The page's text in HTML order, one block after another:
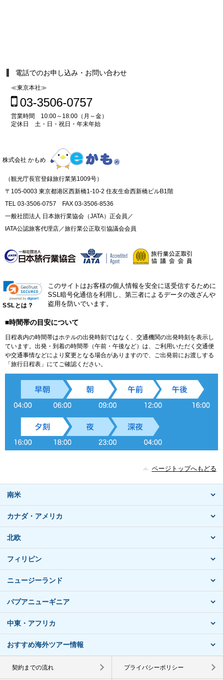
電話でのお申し込み・お問い合わせ
≪東京本社≫
03-3506-0757
営業時間 10:00～18:00（月～金）
定休日 土・日・祝日・年末年始
株式会社 かもめ
（観光庁長官登録旅行業第1009号）
〒105-0003 東京都港区西新橋1-10-2 住友生命西新橋ビルB1階
TEL 03-3506-0757 FAX 03-3506-8536
一般社団法人 日本旅行業協会（JATA）正会員／
IATA公認旅客代理店／旅行業公正取引協議会会員
SSLとは？
このサイトはお客様の個人情報を安全に送受信するために
SSL暗号化通信を利用し、第三者によるデータの改ざんや
盗用を防いでいます。
■時間帯の目安について
日程表内の時間帯はホテルの出発時刻ではなく、交通機関の出発時刻を表示し
ています。出発・到着の時間帯（午前・午後など）は、ご利用いただく交通便
や交通事情などにより変更となる場合がありますので、ご出発前にお渡しする
「旅行日程表」にてご確認ください。
ページトップへもどる
南米
カナダ・アメリカ
北欧
フィリピン
ニュージーランド
パプアニューギニア
中東・アフリカ
おすすめ海外ツアー情報
契約までの流れ プライバシーポリシー